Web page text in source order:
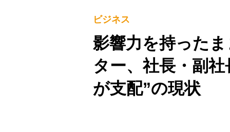
ビジネス
影響力を持った
ター、社長・副
が支配”の現状